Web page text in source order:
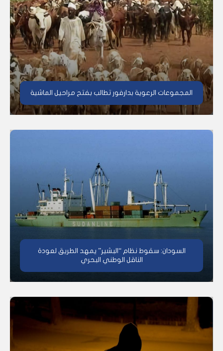
المجموعات الرعوية بدارفور تطالب بفتح مراحيل الماشية
السودان: سقوط نظام “البشير” يمهد الطريق لعودة
الناقل الوطني البحري